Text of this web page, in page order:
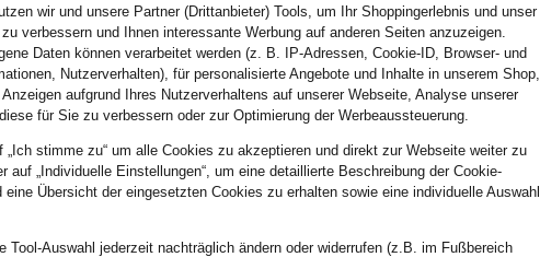
wir und unsere Partner (Drittanbieter) Tools, um Ihr Shoppingerlebnis und unser
verbessern und Ihnen interessante Werbung auf anderen Seiten anzuzeigen.
Daten können verarbeitet werden (z. B. IP-Adressen, Cookie-ID, Browser- und
Nutzerverhalten), für personalisierte Angebote und Inhalte in unserem Shop,
aufgrund Ihres Nutzerverhaltens auf unserer Webseite, Analyse unserer
für Sie zu verbessern oder zur Optimierung der Werbeaussteuerung.
„Ich stimme zu“ um alle Cookies zu akzeptieren und direkt zur Webseite weiter zu
auf „Individuelle Einstellungen“, um eine detaillierte Beschreibung der Cookie-
eine Übersicht der eingesetzten Cookies zu erhalten sowie eine individuelle Auswahl
Tool-Auswahl jederzeit nachträglich ändern oder widerrufen (z.B. im Fußbereich